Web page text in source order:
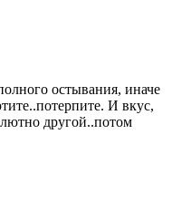
остывания, иначе
И вкус,
другой..потом